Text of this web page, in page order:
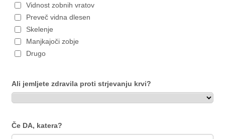
Vidnost zobnih vratov
Preveč vidna dlesen
Skelenje
Manjkajoči zobje
Drugo
Ali jemljete zdravila proti strjevanju krvi?
Če DA, katera?